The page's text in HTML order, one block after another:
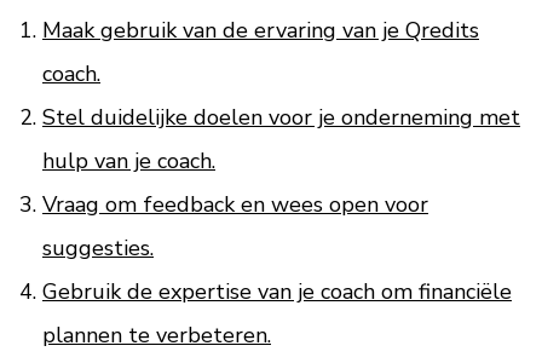
Maak gebruik van de ervaring van je Qredits
coach.
Stel duidelijke doelen voor je onderneming met
hulp van je coach.
Vraag om feedback en wees open voor
suggesties.
Gebruik de expertise van je coach om financiële
plannen te verbeteren.